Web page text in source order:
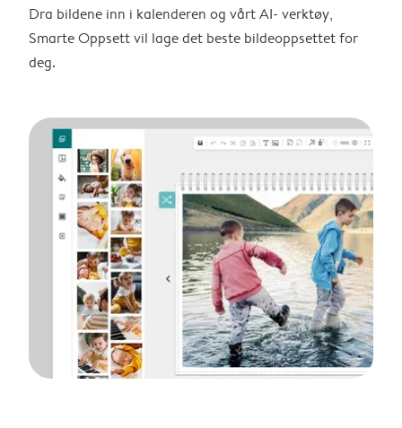
Dra bildene inn i kalenderen og vårt AI- verktøy,
Smarte Oppsett vil lage det beste bildeoppsettet for
deg.